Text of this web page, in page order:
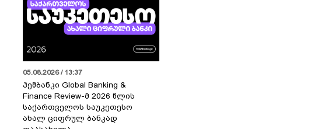
05.08.2026 / 13:37
ჰეშბანკი Global Banking &
Finance Review-მ 2026 წლის
საქართველოს საუკეთესო
ახალ ციფრულ ბანკად